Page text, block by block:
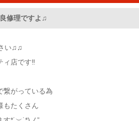
修理ですよ♫
い♫♫
ィ店です‼︎
繋がっている為
もたくさん